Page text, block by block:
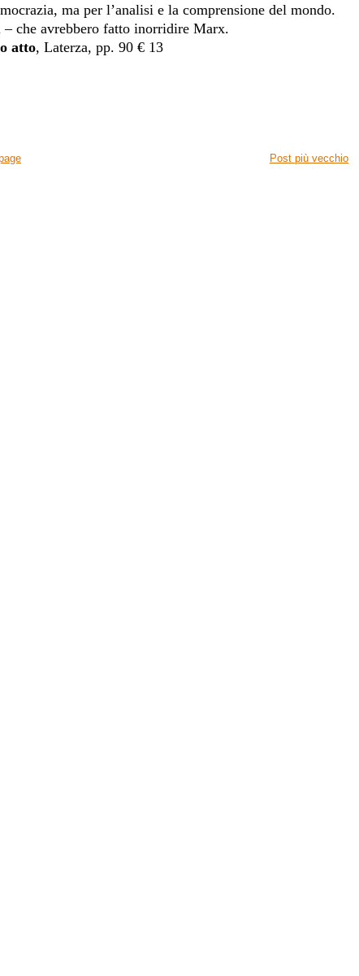
ma per l’analisi e la comprensione del mondo.
che avrebbero fatto inorridire Marx.
atto, Laterza, pp. 90 € 13
Post più vecchio